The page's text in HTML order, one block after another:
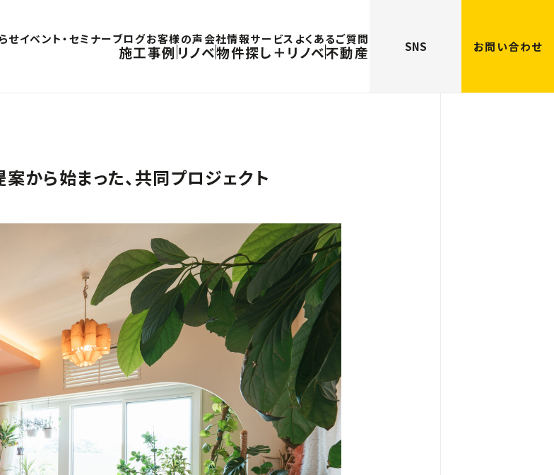
せイベント・セミナーブログお客様の声会社情報サービス よくあるご質問
施工事例 リノベ物件探し＋リノベ不動産 SNS お問い合わせ
から始まった、共同プロジェクト